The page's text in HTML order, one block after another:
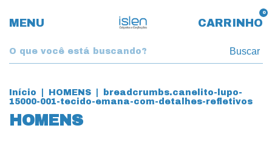
MENU CARRINHO
0
Buscar
Início HOMENS
breadcrumbs.canelito-lupo-
15000-001-tecido-emana-com-detalhes-refletivos
HOMENS